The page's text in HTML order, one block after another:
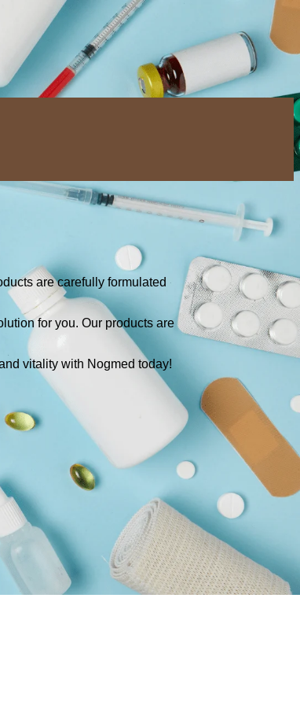
are carefully formulated
for you. Our products are
vitality with Nogmed today!